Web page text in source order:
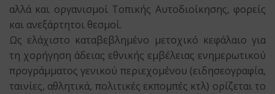
αλλά και οργανισμοί Τοπικής Αυτοδιοίκησης, φορείς
και ανεξάρτητοι θεσμοί.
Ως ελάχιστο καταβεβλημένο μετοχικό κεφάλαιο για
τη χορήγηση άδειας εθνικής εμβέλειας ενημερωτικού
προγράμματος γενικού περιεχομένου (ειδησεογραφία,
ταινίες, αθλητικά, πολιτικές εκπομπές κτλ) ορίζεται το